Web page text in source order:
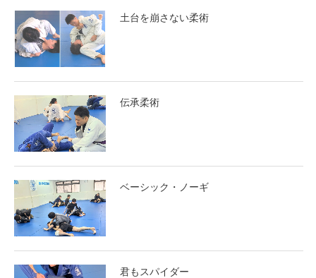
土台を崩さない柔術
伝承柔術
ベーシック・ノーギ
君もスパイダー